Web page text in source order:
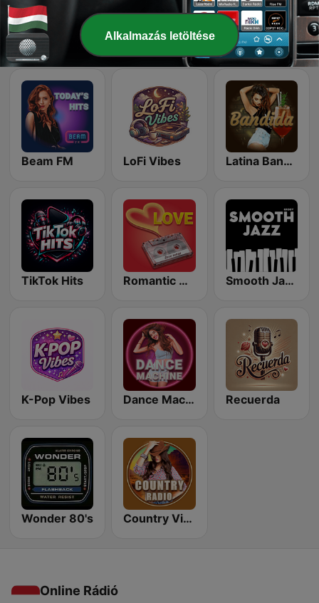
Chillout Vibes Top 90's Beam FM - Adult Hits
Beam FM LoFi Vibes Latina Bandida!
TikTok Hits Romantic Vibes Smooth Jazz - Groov
K-Pop Vibes Dance Machine Recuerda
Wonder 80's Country Vibes
Online Rádió
Alkalmazás letöltése